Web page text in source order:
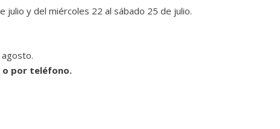
julio y del miércoles 22 al sábado 25 de julio.
o por teléfono.